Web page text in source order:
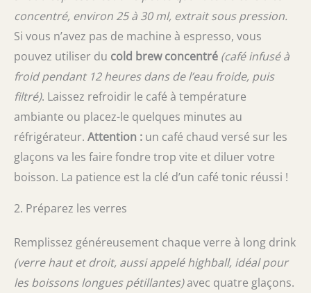
concentré, environ 25 à 30 ml, extrait sous pression.
Si vous n’avez pas de machine à espresso, vous
pouvez utiliser du cold brew concentré (café infusé à
froid pendant 12 heures dans de l’eau froide, puis
filtré). Laissez refroidir le café à température
ambiante ou placez-le quelques minutes au
réfrigérateur. Attention : un café chaud versé sur les
glaçons va les faire fondre trop vite et diluer votre
boisson. La patience est la clé d’un café tonic réussi !
2. Préparez les verres
Remplissez généreusement chaque verre à long drink
(verre haut et droit, aussi appelé highball, idéal pour
les boissons longues pétillantes)avec quatre glaçons.